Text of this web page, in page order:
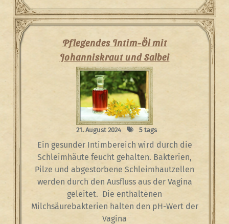
Pflegendes Intim-Öl mit
Johanniskraut und Salbei
21. August 2024 5 tags
Ein gesunder Intimbereich wird durch die
Schleimhäute feucht gehalten. Bakterien,
Pilze und abgestorbene Schleimhautzellen
werden durch den Ausfluss aus der Vagina
geleitet. Die enthaltenen
Milchsäurebakterien halten den pH-Wert der
Vagina